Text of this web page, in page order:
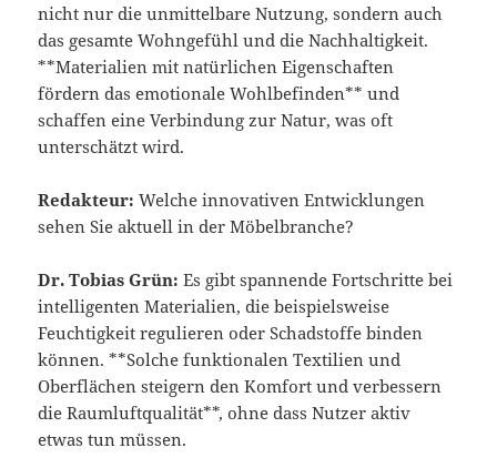
nicht nur die unmittelbare Nutzung, sondern auch
das gesamte Wohngefühl und die Nachhaltigkeit.
**Materialien mit natürlichen Eigenschaften
fördern das emotionale Wohlbefinden** und
schaffen eine Verbindung zur Natur, was oft
unterschätzt wird.
Redakteur: Welche innovativen Entwicklungen
sehen Sie aktuell in der Möbelbranche?
Dr. Tobias Grün: Es gibt spannende Fortschritte bei
intelligenten Materialien, die beispielsweise
Feuchtigkeit regulieren oder Schadstoffe binden
können. **Solche funktionalen Textilien und
Oberflächen steigern den Komfort und verbessern
die Raumluftqualität**, ohne dass Nutzer aktiv
etwas tun müssen.